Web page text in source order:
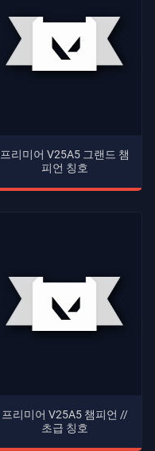
프리미어 V25A5 그랜드 챔
피언 칭호
프리미어 V25A5 챔피언 //
초급 칭호